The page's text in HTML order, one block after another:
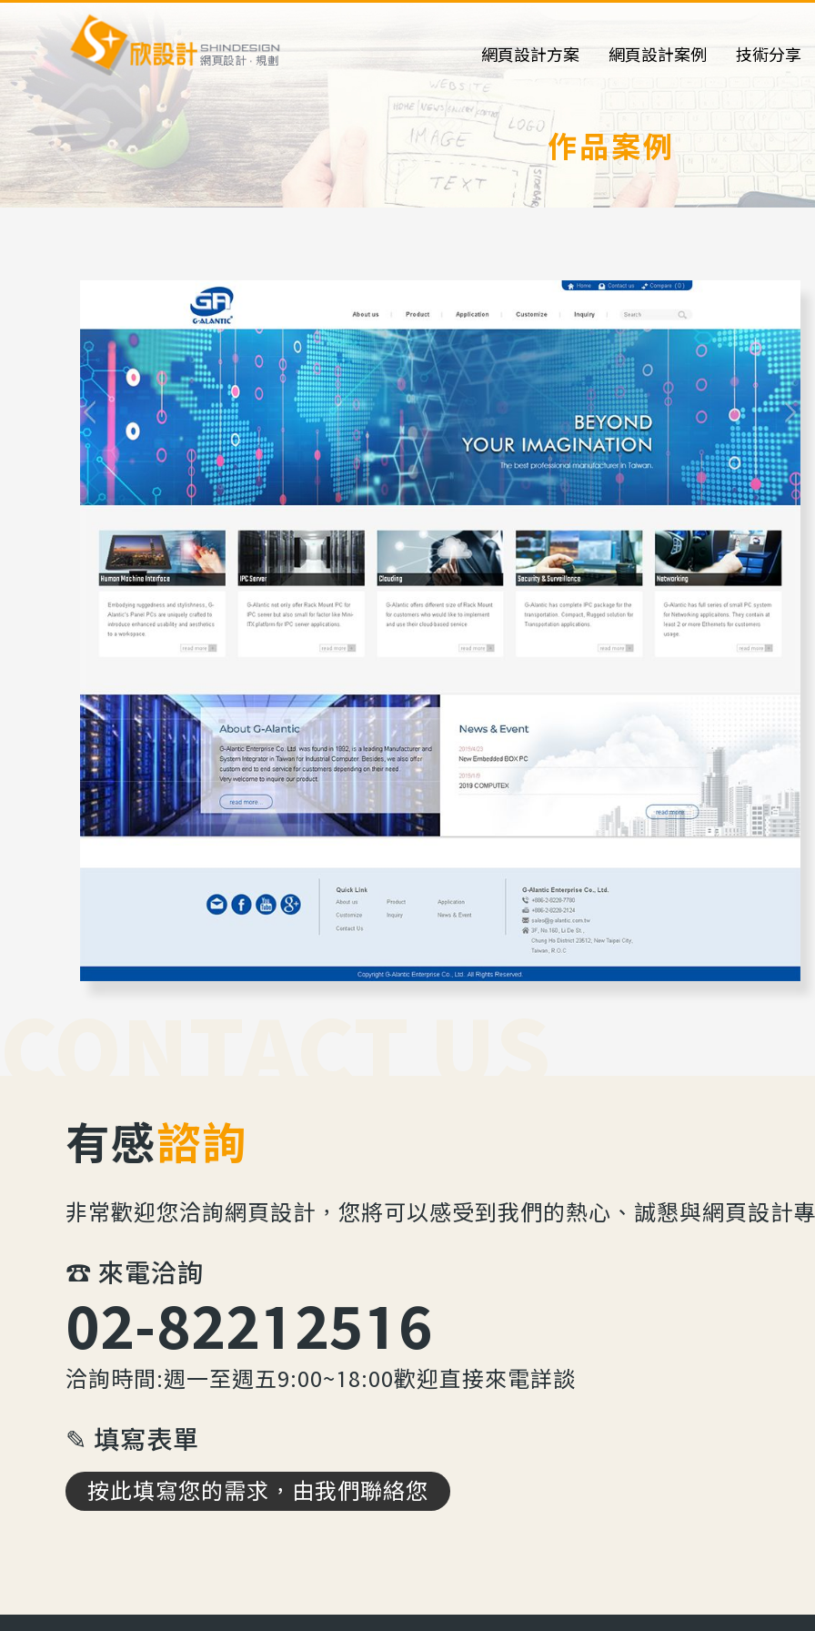
網頁設計方案 網頁設計案例 技術分享
作品案例
有感諮詢
非常歡迎您洽詢網頁設計，您將可以感受到我們的熱心、誠懇與網頁設計
☎︎ 來電洽詢
02-82212516
洽詢時間:週一至週五9:00~18:00歡迎直接來電詳談
✎ 填寫表單
按此填寫您的需求，由我們聯絡您